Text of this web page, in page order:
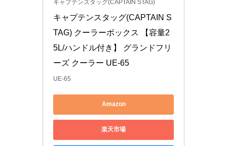
キャプテンスタッグ(CAPTAIN STAG)
キャプテンスタッグ(CAPTAIN S
TAG) クーラーボックス 【容量2
5L/ハンドル付き】 グランドフリ
ーズ クーラー UE-65
UE-65
Amazon
楽天市場